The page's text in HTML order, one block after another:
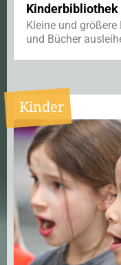
Kinderbibliothek
Kleine und
und Bücher
Kinder